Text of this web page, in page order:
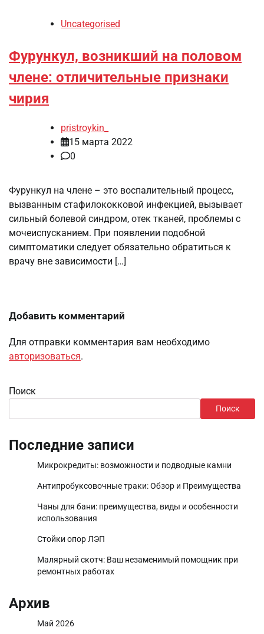
Uncategorised
Фурункул, возникший на половом
члене: отличительные признаки
чирия
pristroykin_
15 марта 2022
0
Фурункул на члене – это воспалительный процесс,
вызванным стафилококковой инфекцией, вызывает
сильный болевой синдром, отек тканей, проблемы с
мочеиспусканием. При появлении подобной
симптоматики следует обязательно обратиться к
врачу вне зависимости […]
Добавить комментарий
Для отправки комментария вам необходимо
авторизоваться.
Поиск
Поиск
Последние записи
Микрокредиты: возможности и подводные камни
Антипробуксовочные траки: Обзор и Преимущества
Чаны для бани: преимущества, виды и особенности
использования
Стойки опор ЛЭП
Малярный скотч: Ваш незаменимый помощник при
ремонтных работах
Архив
Май 2026